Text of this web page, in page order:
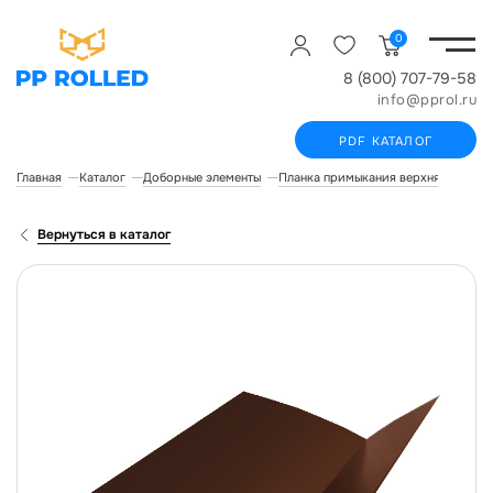
0
8 (800) 707-79-58
info@pprol.ru
PDF КАТАЛОГ
Главная Каталог Доборные элементы Планка примыкания верхняя
Вернуться в каталог